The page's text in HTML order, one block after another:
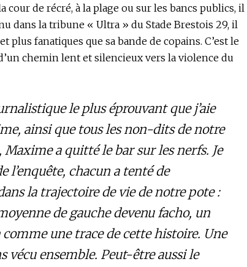
cour de récré, à la plage ou sur les bancs publics, il
dans la tribune « Ultra » du Stade Brestois 29, il
fanatiques que sa bande de copains. C’est le
chemin lent et silencieux vers la violence du
le plus éprouvant que j’aie
ainsi que tous les non-dits de notre
a quitté le bar sur les nerfs. Je
l’enquête, chacun a tenté de
la trajectoire de vie de notre pote :
de gauche devenu facho, un
comme une trace de cette histoire. Une
vécu ensemble. Peut-être aussi le